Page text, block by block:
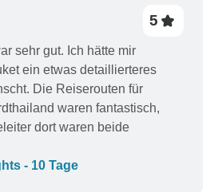
verlängern und noch mehr
Safari und das
und wirklich
so viel Spaß und haben
die wir für immer in
Ein großes Dankeschön an
Travel Group für den
und an TourRadar für die
5
sehr gut. Ich hätte mir
ein etwas detaillierteres
Die Reiserouten für
waren fantastisch,
dort waren beide
- 10 Tage